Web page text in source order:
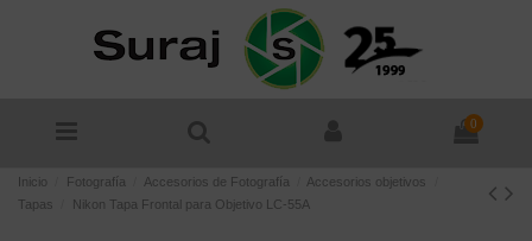
0
Inicio Fotografía Accesorios de Fotografía
Accesorios objetivos
Tapas
Nikon Tapa Frontal para Objetivo LC-55A